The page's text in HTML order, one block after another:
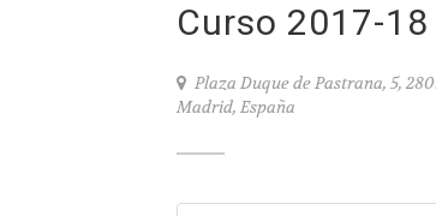
Curso 2017-18
Plaza Duque de Pastrana, 5,
Madrid, España